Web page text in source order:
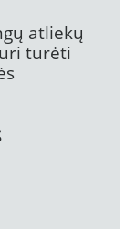
atliekų
turėti